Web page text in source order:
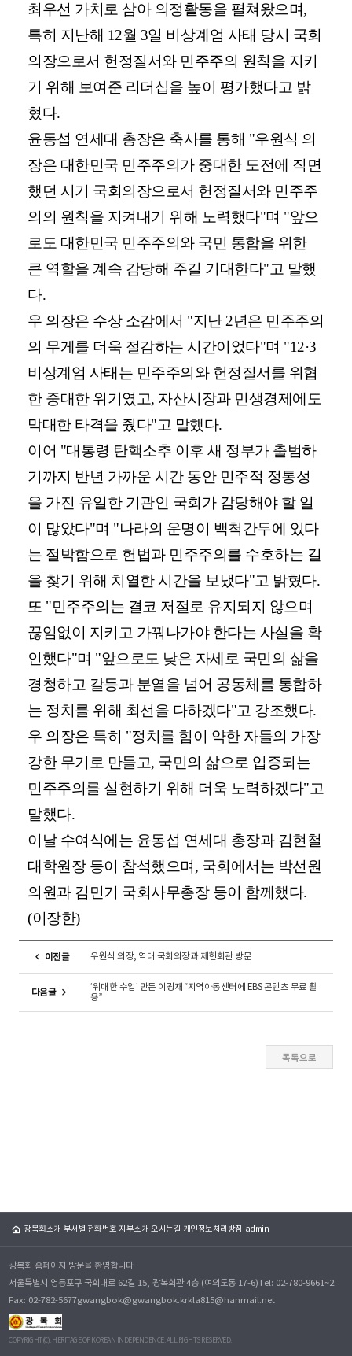
최우선 가치로 삼아 의정활동을 펼쳐왔으며,
특히 지난해 12월 3일 비상계엄 사태 당시 국회
의장으로서 헌정질서와 민주주의 원칙을 지키
기 위해 보여준 리더십을 높이 평가했다고 밝
혔다.
윤동섭 연세대 총장은 축사를 통해 "우원식 의
장은 대한민국 민주주의가 중대한 도전에 직면
했던 시기 국회의장으로서 헌정질서와 민주주
의의 원칙을 지켜내기 위해 노력했다"며 "앞으
로도 대한민국 민주주의와 국민 통합을 위한
큰 역할을 계속 감당해 주길 기대한다"고 말했
다.
우 의장은 수상 소감에서 "지난 2년은 민주주의
의 무게를 더욱 절감하는 시간이었다"며 "12·3
비상계엄 사태는 민주주의와 헌정질서를 위협
한 중대한 위기였고, 자산시장과 민생경제에도
막대한 타격을 줬다"고 말했다.
이어 "대통령 탄핵소추 이후 새 정부가 출범하
기까지 반년 가까운 시간 동안 민주적 정통성
을 가진 유일한 기관인 국회가 감당해야 할 일
이 많았다"며 "나라의 운명이 백척간두에 있다
는 절박함으로 헌법과 민주주의를 수호하는 길
을 찾기 위해 치열한 시간을 보냈다"고 밝혔다.
또 "민주주의는 결코 저절로 유지되지 않으며
끊임없이 지키고 가꿔나가야 한다는 사실을 확
인했다"며 "앞으로도 낮은 자세로 국민의 삶을
경청하고 갈등과 분열을 넘어 공동체를 통합하
는 정치를 위해 최선을 다하겠다"고 강조했다.
우 의장은 특히 "정치를 힘이 약한 자들의 가장
강한 무기로 만들고, 국민의 삶으로 입증되는
민주주의를 실현하기 위해 더욱 노력하겠다"고
말했다.
이날 수여식에는 윤동섭 연세대 총장과 김현철
대학원장 등이 참석했으며, 국회에서는 박선원
의원과 김민기 국회사무총장 등이 함께했다.
(이장한)
이전글 우원식 의장, 역대 국회의장과 제헌회관 방문
다음글
‘위대한 수업’ 만든 이광재 “지역아동센터에 EBS 콘텐츠 무료 활
용”
광복회소개 부서별 전화번호 지부소개 오시는길 개인정보처리방침 admin
광복회 홈페이지 방문을 환영합니다
서울특별시 영등포구 국회대로 62길 15, 광복회관 4층 (여의도동 17-6)Tel: 02-780-9661~2
Fax: 02-782-5677gwangbok@gwangbok.krkla815@hanmail.net
COPYRIGHT(C). HERITAGE OF KOREAN INDEPENDENCE. ALL RIGHTS RESERVED.